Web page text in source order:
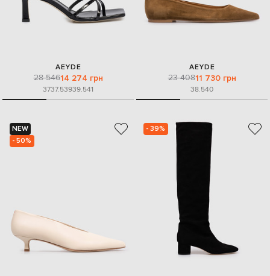
AEYDE
28 54614 274 грн
3737.53939.541
AEYDE
23 40811 730 грн
38.540
NEW
- 50%
- 39%